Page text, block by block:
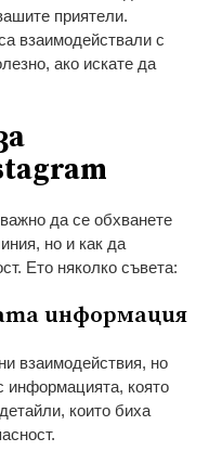
приятели.
взаимодействали с
ако искате да
да се обхванете
но и как да
Ето няколко съвета:
информация
взаимодействия, но
информацията, която
които биха